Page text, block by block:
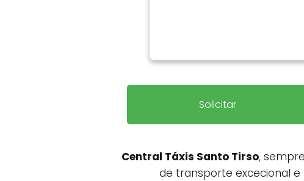
Solicitar
Central Táxis Santo Tirso,
de transporte excecional e